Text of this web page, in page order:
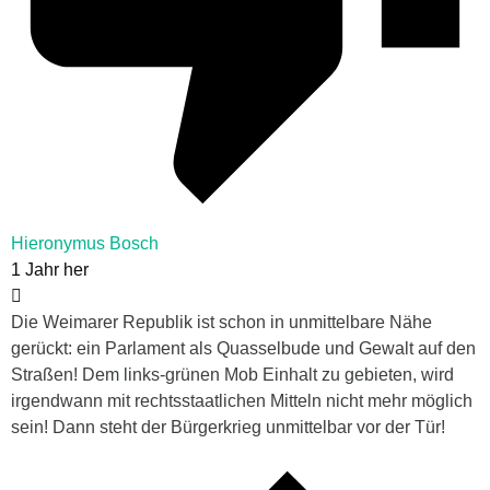
Hieronymus Bosch
1 Jahr her
Die Weimarer Republik ist schon in unmittelbare Nähe
gerückt: ein Parlament als Quasselbude und Gewalt auf den
Straßen! Dem links-grünen Mob Einhalt zu gebieten, wird
irgendwann mit rechtsstaatlichen Mitteln nicht mehr möglich
sein! Dann steht der Bürgerkrieg unmittelbar vor der Tür!